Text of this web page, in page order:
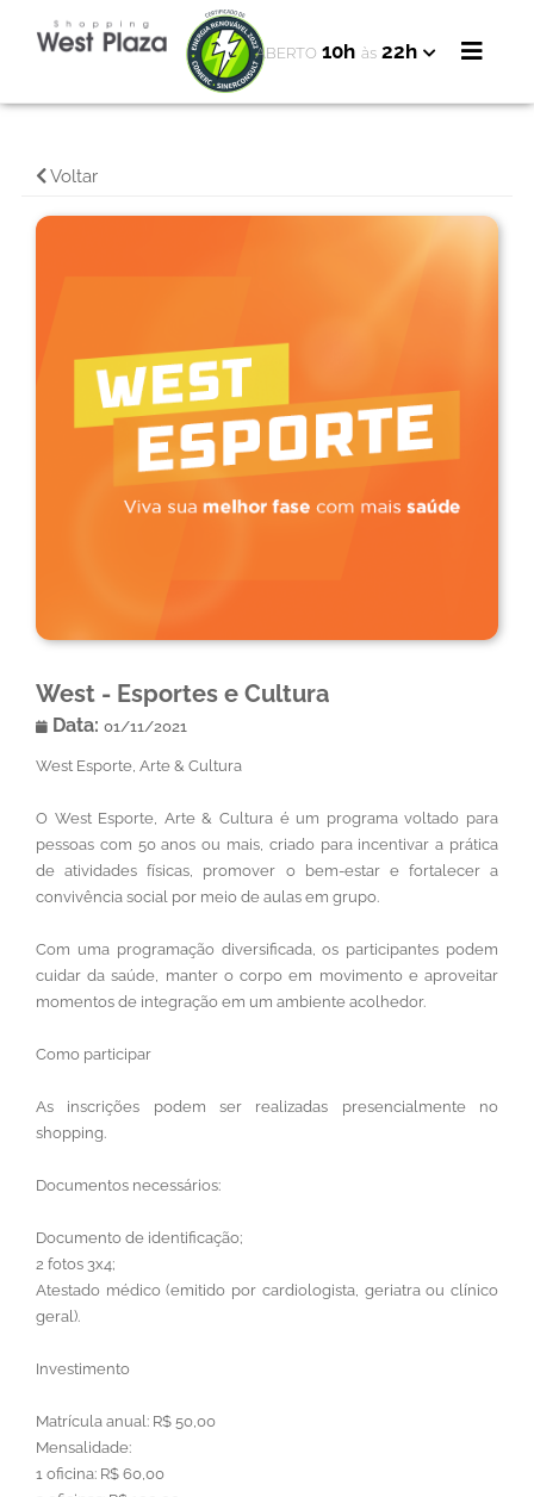
ABERTO 10h às 22h
Voltar
West - Esportes e Cultura
Data: 01/11/2021
West Esporte, Arte & Cultura
O West Esporte, Arte & Cultura é um programa voltado para
pessoas com 50 anos ou mais, criado para incentivar a prática
de atividades físicas, promover o bem-estar e fortalecer a
convivência social por meio de aulas em grupo.
Com uma programação diversificada, os participantes podem
cuidar da saúde, manter o corpo em movimento e aproveitar
momentos de integração em um ambiente acolhedor.
Como participar
As inscrições podem ser realizadas presencialmente no
shopping.
Documentos necessários:
Documento de identificação;
2 fotos 3x4;
Atestado médico (emitido por cardiologista, geriatra ou clínico
geral).
Investimento
Matrícula anual: R$ 50,00
Mensalidade:
1 oficina: R$ 60,00